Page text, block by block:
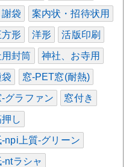
謝袋 案内状・招待状用
方形 洋形 活版印刷
用封筒 神社、お寺用
窓-PET窓(耐熱)
-グラファン 窓付き
し
-npi上質-グリーン
ntラシャ